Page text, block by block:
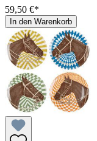
59,50 €*
In den Warenkorb